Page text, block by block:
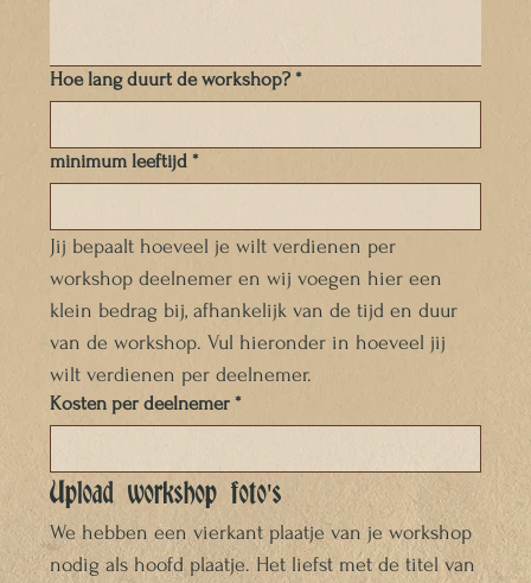
Hoe lang duurt de workshop? *
minimum leeftijd *
Jij bepaalt hoeveel je wilt verdienen per
workshop deelnemer en wij voegen hier een
klein bedrag bij, afhankelijk van de tijd en duur
van de workshop. Vul hieronder in hoeveel jij
wilt verdienen per deelnemer.
Kosten per deelnemer *
Upload workshop foto's
We hebben een vierkant plaatje van je workshop
nodig als hoofd plaatje. Het liefst met de titel van